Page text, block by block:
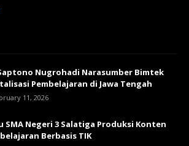
Nugrohadi Narasumber Bimtek
Pembelajaran di Jawa Tengah
11, 2026
SMA Negeri 3 Salatiga Produksi Konten
Berbasis TIK